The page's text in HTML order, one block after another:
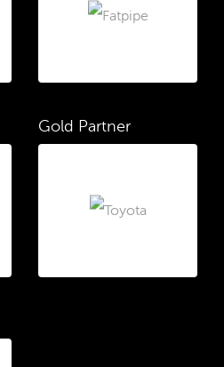
Gold Partner